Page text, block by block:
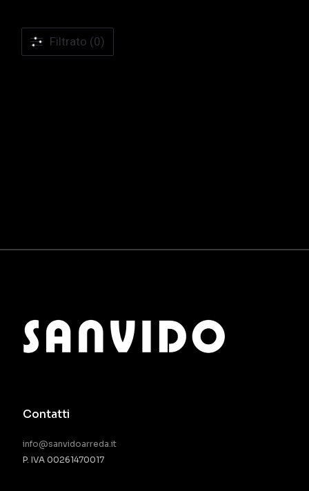
Filtrato (0)
Contatti
info@sanvidoarreda.it
P. IVA 00261470017